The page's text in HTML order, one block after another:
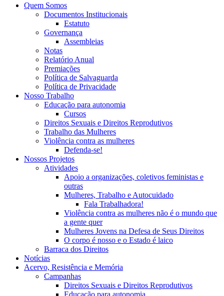
Quem Somos
Documentos Institucionais
Estatuto
Governança
Assembleias
Notas
Relatório Anual
Premiações
Política de Salvaguarda
Política de Privacidade
Nosso Trabalho
Educação para autonomia
Cursos
Direitos Sexuais e Direitos Reprodutivos
Trabalho das Mulheres
Violência contra as mulheres
Defenda-se!
Nossos Projetos
Atividades
Apoio a organizações, coletivos feministas e
outras
Mulheres, Trabalho e Autocuidado
Fala Trabalhadora!
Violência contra as mulheres não é o mundo que
a gente quer
Mulheres Jovens na Defesa de Seus Direitos
O corpo é nosso e o Estado é laico
Barraca dos Direitos
Notícias
Acervo, Resistência e Memória
Campanhas
Direitos Sexuais e Direitos Reprodutivos
Educação para autonomia